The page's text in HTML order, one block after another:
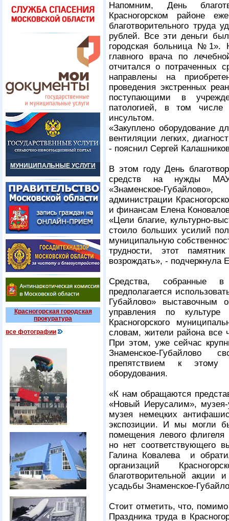
МУНИЦИПАЛЬНЫЕ УСЛУГИ
Красногорская городская
прокуратура
все фотографии
Напомним, День
Красногорском районе
благотворительного труда
рублей. Все эти деньги
городская больница №1».
главного врача по
отчитался о потраченных
направлены на
проведения экстренных
поступающими в
патологией, в том
инсультом.
«Закуплено оборудование
вентиляции легких,
- пояснил Сергей
В этом году День
средств на нужды МАУК
«Знаменское-
администрации
и финансам Елена
«Цели благие, культурно-
стоило больших усилий
муниципальную
трудности, этот
возрождать», - подчеркнула
Средства, собранные в
предполагается
Губайлово» выставочным
управления по
Красногорского
словам, жители района все
При этом, уже сейчас
Знаменское-Губайлово
препятствием к этому
оборудования.
«К нам обращаются
«Новый Иерусалим», музея-
музея немецких
экспозиции. И мы могли
помещения левого флигеля
но нет соответствующего
Галина Ковалева и
организаций
благотворительной акции
усадьбы Знаменское-
Стоит отметить, что, помимо
Праздника труда в